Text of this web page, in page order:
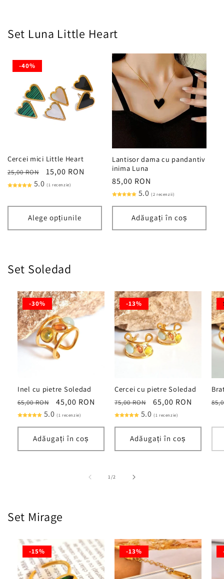
Set Luna Little Heart
-40%
Cercei mici Little Heart
Preț
obișnuit
25,00 RON
Preț
redus
15,00 RON
5.0 (1 recenzie)
Alege opțiunile
Lantisor dama cu pandantiv
inima Luna
Preț
obișnuit
85,00 RON
5.0 (2 recenzii)
Adăugați în coș
Set Soledad
-30%
Inel cu pietre Soledad
Preț
obișnuit
65,00 RON
Preț
redus
45,00 RON
5.0 (1 recenzie)
Adăugați în coș
-13%
Cercei cu pietre Soledad
Preț
obișnuit
75,00 RON
Preț
redus
65,00 RON
5.0 (1 recenzie)
Adăugați în coș
1/din
2
Set Mirage
-15% -13%